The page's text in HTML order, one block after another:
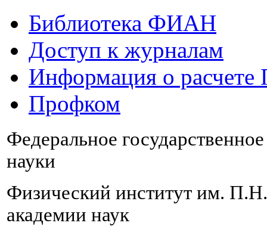
Библиотека ФИАН
Доступ к журналам
Информация о
Профком
Федеральное
науки
Физический институт им.
академии наук